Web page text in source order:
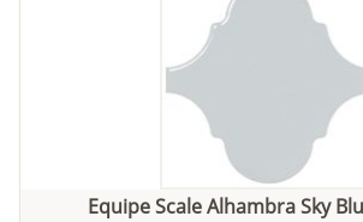
Equipe Scale Alhambra Sky